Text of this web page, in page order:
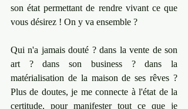
son état permettant de rendre vivant ce que
vous désirez ! On y va ensemble ?
Qui n'a jamais douté ? dans la vente de son
art ? dans son business ? dans la
matérialisation de la maison de ses rêves ?
Plus de doutes, je me connecte à l'état de la
certitude, pour manifester tout ce que je